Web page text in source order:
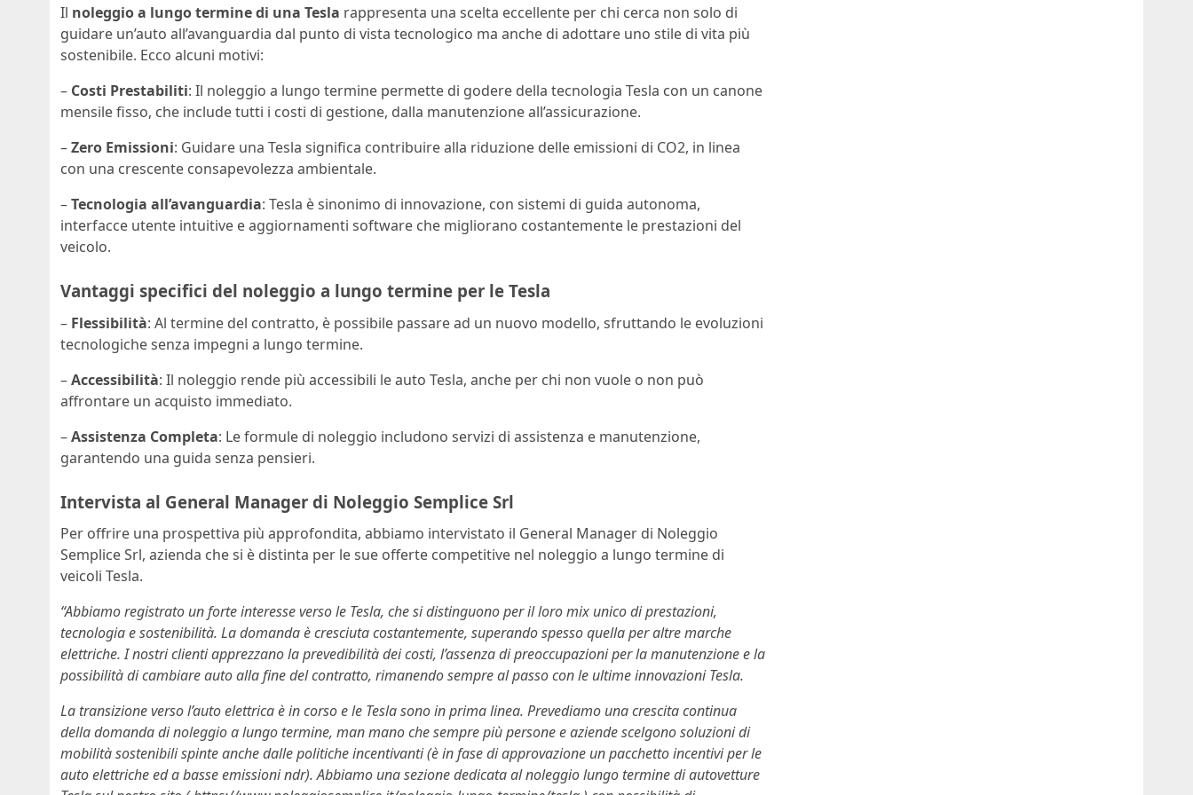
Il noleggio a lungo termine di una Tesla rappresenta una scelta eccellente per chi cerca non solo di
guidare un’auto all’avanguardia dal punto di vista tecnologico ma anche di adottare uno stile di vita più
sostenibile. Ecco alcuni motivi:
– Costi Prestabiliti: Il noleggio a lungo termine permette di godere della tecnologia Tesla con un canone
mensile fisso, che include tutti i costi di gestione, dalla manutenzione all’assicurazione.
–Zero Emissioni: Guidare una Tesla significa contribuire alla riduzione delle emissioni di CO2, in linea
con una crescente consapevolezza ambientale.
–Tecnologia all’avanguardia: Tesla è sinonimo di innovazione, con sistemi di guida autonoma,
interfacce utente intuitive e aggiornamenti software che migliorano costantemente le prestazioni del
veicolo.
Vantaggi specifici del noleggio a lungo termine per le Tesla
– Flessibilità: Al termine del contratto, è possibile passare ad un nuovo modello, sfruttando le evoluzioni
tecnologiche senza impegni a lungo termine.
–Accessibilità: Il noleggio rende più accessibili le auto Tesla, anche per chi non vuole o non può
affrontare un acquisto immediato.
–Assistenza Completa: Le formule di noleggio includono servizi di assistenza e manutenzione,
garantendo una guida senza pensieri.
Intervista al General Manager di Noleggio Semplice Srl
Per offrire una prospettiva più approfondita, abbiamo intervistato il General Manager di Noleggio
Semplice Srl, azienda che si è distinta per le sue offerte competitive nel noleggio a lungo termine di
veicoli Tesla.
“Abbiamo registrato un forte interesse verso le Tesla, che si distinguono per il loro mix unico di prestazioni,
tecnologia e sostenibilità. La domanda è cresciuta costantemente, superando spesso quella per altre marche
elettriche. I nostri clienti apprezzano la prevedibilità dei costi, l’assenza di preoccupazioni per la manutenzione e la
possibilità di cambiare auto alla fine del contratto, rimanendo sempre al passo con le ultime innovazioni Tesla.
La transizione verso l’auto elettrica è in corso e le Tesla sono in prima linea. Prevediamo una crescita continua
della domanda di noleggio a lungo termine, man mano che sempre più persone e aziende scelgono soluzioni di
mobilità sostenibili spinte anche dalle politiche incentivanti (è in fase di approvazione un pacchetto incentivi per le
auto elettriche ed a basse emissioni ndr). Abbiamo una sezione dedicata al noleggio lungo termine di autovetture